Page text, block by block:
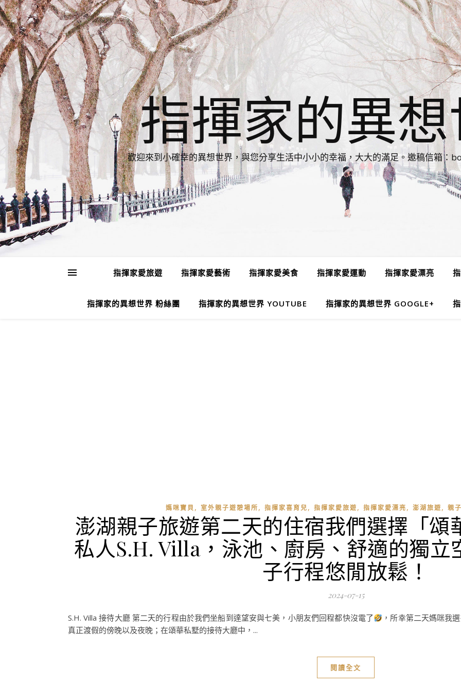
指揮家的異
歡迎來到小確幸的異想世界，與您分享生活中小小的幸福，大大的滿足。邀稿信箱：
指揮家愛旅遊 指揮家愛藝術 指揮家愛美食 指揮家愛運動 指揮家愛漂亮
指揮家的異想世界 粉絲團 指揮家的異想世界 YOUTUBE 指揮家的異想世界 GOOGLE+
媽咪寶貝, 室外親子遊憩場所, 指揮家喜育兒, 指揮家愛旅遊, 指揮家愛漂亮, 澎湖旅遊, 親
澎湖親子旅遊第二天的住宿我們選擇「頌
私人S.H. Villa，泳池、廚房、舒適的獨立
子行程悠閒放鬆！
2024-07-15
S.H. Villa 接待大廳 第二天的行程由於我們坐船到達望安與七美，小朋友們回程都快沒電了
，所幸第二天媽咪我
真正渡假的傍晚以及夜晚；在頌華私墅的接待大廳中，...
閱讀全文